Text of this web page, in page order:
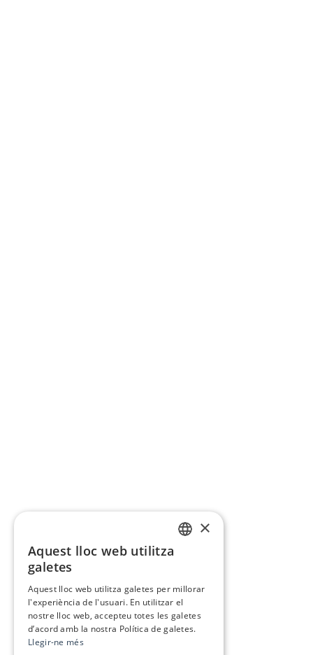
×
Aquest lloc web utilitza
galetes
Aquest lloc web utilitza galetes per millorar
l'experiència de l'usuari. En utilitzar el
nostre lloc web, accepteu totes les galetes
d’acord amb la nostra Política de galetes.
Llegir-ne més